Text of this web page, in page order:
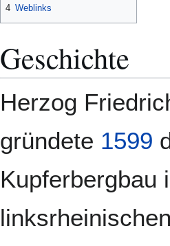
4 Weblinks
Geschichte
Herzog
gründete 1599
Kupferbergbau